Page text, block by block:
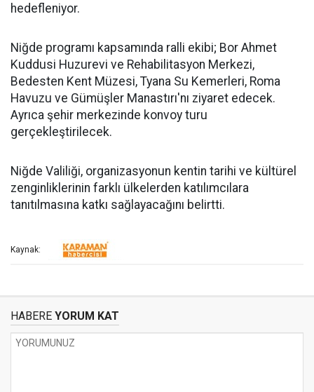
hedefleniyor.
Niğde programı kapsamında ralli ekibi; Bor Ahmet
Kuddusi Huzurevi ve Rehabilitasyon Merkezi,
Bedesten Kent Müzesi, Tyana Su Kemerleri, Roma
Havuzu ve Gümüşler Manastırı'nı ziyaret edecek.
Ayrıca şehir merkezinde konvoy turu
gerçekleştirilecek.
Niğde Valiliği, organizasyonun kentin tarihi ve kültürel
zenginliklerinin farklı ülkelerden katılımcılara
tanıtılmasına katkı sağlayacağını belirtti.
Kaynak:
HABERE YORUM KAT